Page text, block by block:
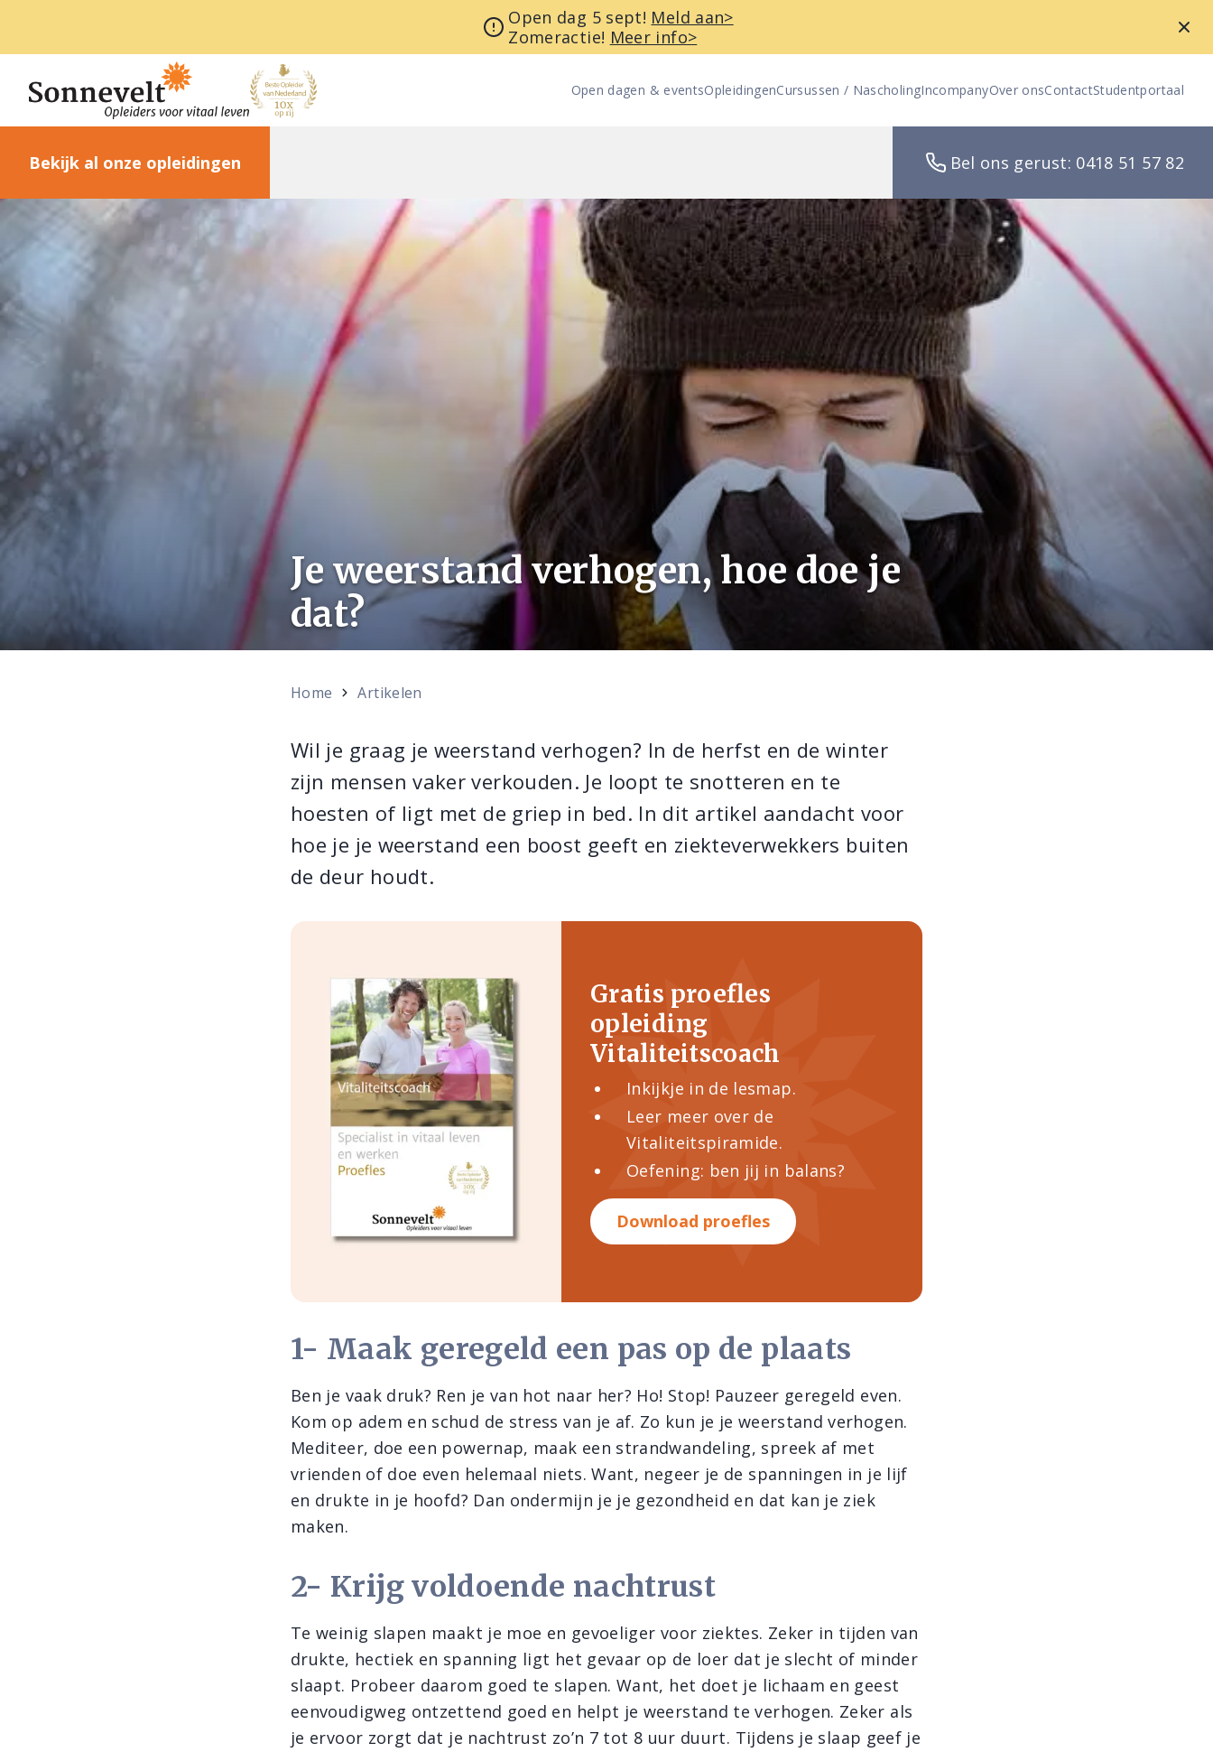
Open dag 5 sept! Meld aan>
Zomeractie! Meer info>
Open dagen & eventsOpleidingenCursussen / NascholingIncompanyOver onsContactStudentportaal
Bekijk al onze opleidingen Bel ons gerust: 0418 51 57 82
Je weerstand verhogen, hoe doe je
dat?
Home Artikelen
Wil je graag je weerstand verhogen? In de herfst en de winter
zijn mensen vaker verkouden. Je loopt te snotteren en te
hoesten of ligt met de griep in bed. In dit artikel aandacht voor
hoe je je weerstand een boost geeft en ziekteverwekkers buiten
de deur houdt.
Gratis proefles
opleiding
Vitaliteitscoach
Inkijkje in de lesmap.
Leer meer over de
Vitaliteitspiramide.
Oefening: ben jij in balans?
Download proefles
1- Maak geregeld een pas op de plaats
Ben je vaak druk? Ren je van hot naar her? Ho! Stop! Pauzeer geregeld even.
Kom op adem en schud de stress van je af. Zo kun je je weerstand verhogen.
Mediteer, doe een powernap, maak een strandwandeling, spreek af met
vrienden of doe even helemaal niets. Want, negeer je de spanningen in je lijf
en drukte in je hoofd? Dan ondermijn je je gezondheid en dat kan je ziek
maken.
2- Krijg voldoende nachtrust
Te weinig slapen maakt je moe en gevoeliger voor ziektes. Zeker in tijden van
drukte, hectiek en spanning ligt het gevaar op de loer dat je slecht of minder
slaapt. Probeer daarom goed te slapen. Want, het doet je lichaam en geest
eenvoudigweg ontzettend goed en helpt je weerstand te verhogen. Zeker als
je ervoor zorgt dat je nachtrust zo’n 7 tot 8 uur duurt. Tijdens je slaap geef je